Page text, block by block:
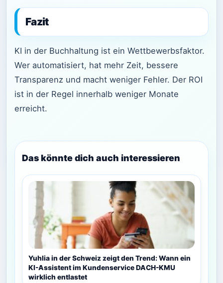
Fazit
KI in der Buchhaltung ist ein Wettbewerbsfaktor.
Wer automatisiert, hat mehr Zeit, bessere
Transparenz und macht weniger Fehler. Der ROI
ist in der Regel innerhalb weniger Monate
erreicht.
Das könnte dich auch interessieren
Yuhlia in der Schweiz zeigt den Trend: Wann ein
KI-Assistent im Kundenservice DACH-KMU
wirklich entlastet